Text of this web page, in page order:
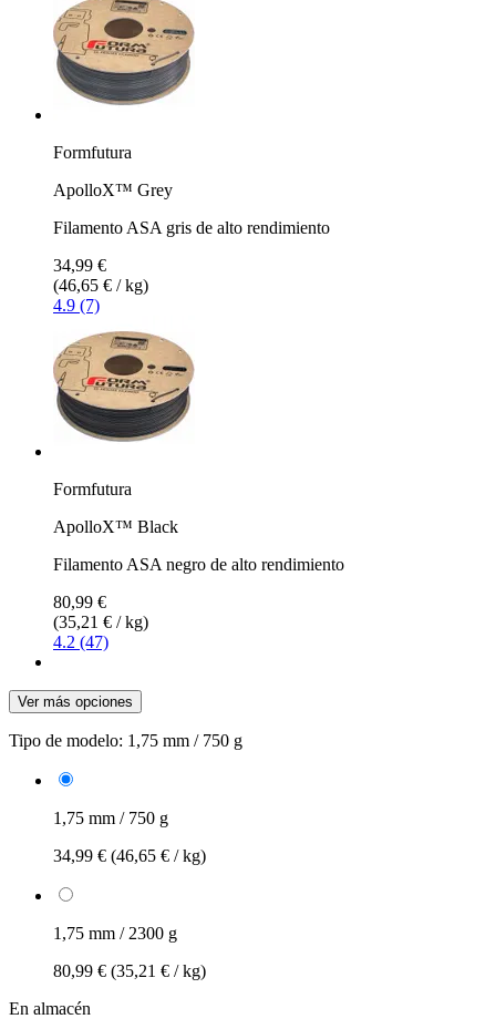
Formfutura
ApolloX™ Grey
Filamento ASA gris de alto rendimiento
34,99 €
(46,65 € / kg)
4.9 (7)
Formfutura
ApolloX™ Black
Filamento ASA negro de alto rendimiento
80,99 €
(35,21 € / kg)
4.2 (47)
Ver más opciones
Tipo de modelo: 1,75 mm / 750 g
1,75 mm / 750 g
34,99 € (46,65 € / kg)
1,75 mm / 2300 g
80,99 € (35,21 € / kg)
En almacén